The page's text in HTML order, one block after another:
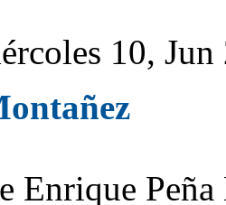
10, Jun
Enrique